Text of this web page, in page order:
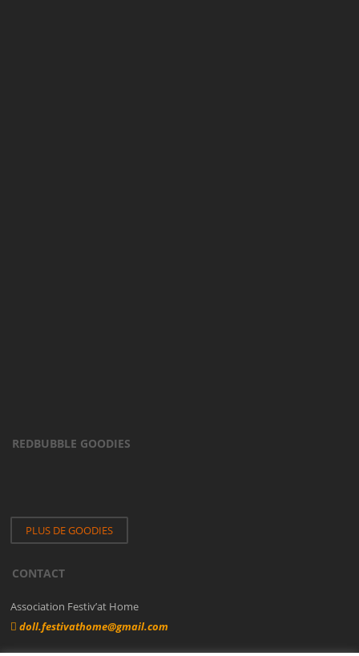
REDBUBBLE GOODIES
PLUS DE GOODIES
CONTACT
Association Festiv’at Home
doll.festivathome@gmail.com